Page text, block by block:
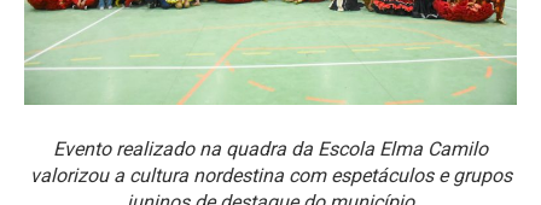
Evento realizado na quadra da Escola Elma Camilo
valorizou a cultura nordestina com espetáculos e grupos